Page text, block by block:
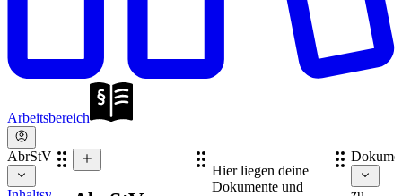
Arbeitsbereich
AbrStV
Hier liegen deine
Dokumente und